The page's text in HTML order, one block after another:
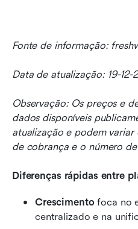
Fonte de informação:
Data de atualização: 19-12-
Observação: Os preços e
dados disponíveis
atualização e podem
de cobrança e o número
Diferenças rápidas entre
Crescimento foca no
centralizado e na